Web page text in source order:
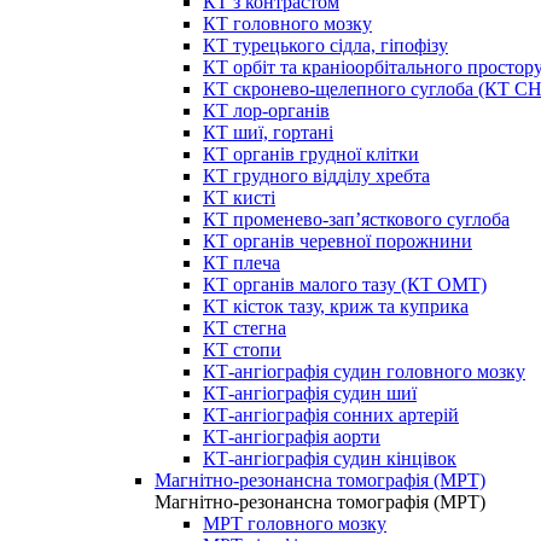
КТ головного мозку
КТ турецького сідла, гіпофізу
КТ орбіт та краніоорбітального
КТ скронево-щелепного суглоба (КТ
КТ лор-органів
КТ шиї, гортані
КТ органів грудної клітки
КТ грудного відділу хребта
КТ кисті
КТ променево-зап’ясткового суглоба
КТ органів черевної порожнини
КТ плеча
КТ органів малого тазу (КТ ОМТ)
КТ кісток тазу, криж та куприка
КТ стегна
КТ стопи
КТ-ангіографія судин головного мозку
КТ-ангіографія судин шиї
КТ-ангіографія сонних артерій
КТ-ангіографія аорти
КТ-ангіографія судин кінцівок
Магнітно-резонансна томографія (МРТ)
Магнітно-резонансна томографія (МРТ)
МРТ головного мозку